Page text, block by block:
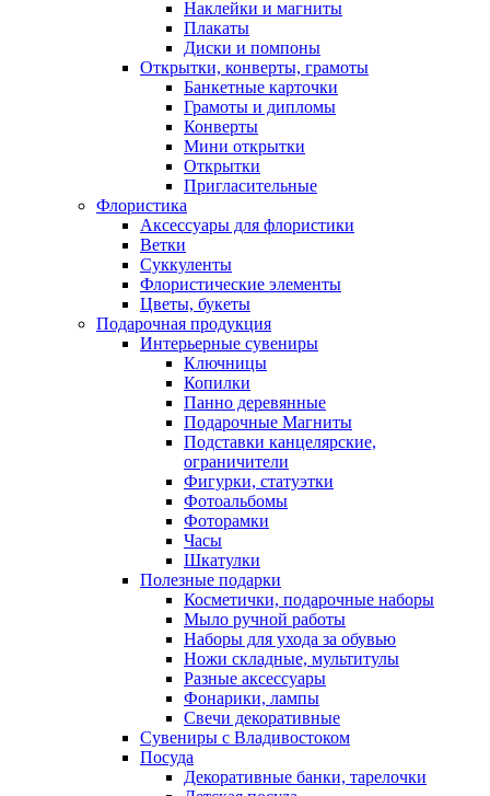
Наклейки и магниты
Плакаты
Диски и помпоны
Открытки, конверты, грамоты
Банкетные карточки
Грамоты и дипломы
Конверты
Мини открытки
Открытки
Пригласительные
Флористика
Аксессуары для флористики
Ветки
Суккуленты
Флористические элементы
Цветы, букеты
Подарочная продукция
Интерьерные сувениры
Ключницы
Копилки
Панно деревянные
Подарочные Магниты
Подставки канцелярские,
ограничители
Фигурки, статуэтки
Фотоальбомы
Фоторамки
Часы
Шкатулки
Полезные подарки
Косметички, подарочные наборы
Мыло ручной работы
Наборы для ухода за обувью
Ножи складные, мультитулы
Разные аксессуары
Фонарики, лампы
Свечи декоративные
Сувениры с Владивостоком
Посуда
Декоративные банки, тарелочки